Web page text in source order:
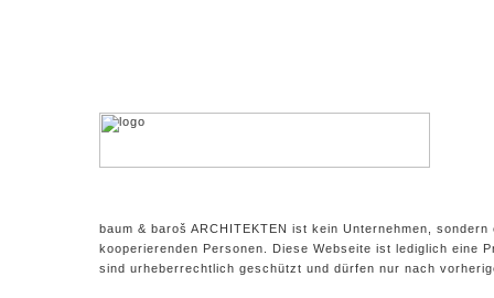
baum & baroš ARCHITEKTEN ist kein Unternehmen,
kooperierenden Personen. Diese Webseite ist lediglich eine
sind urheberrechtlich geschützt und dürfen nur nach